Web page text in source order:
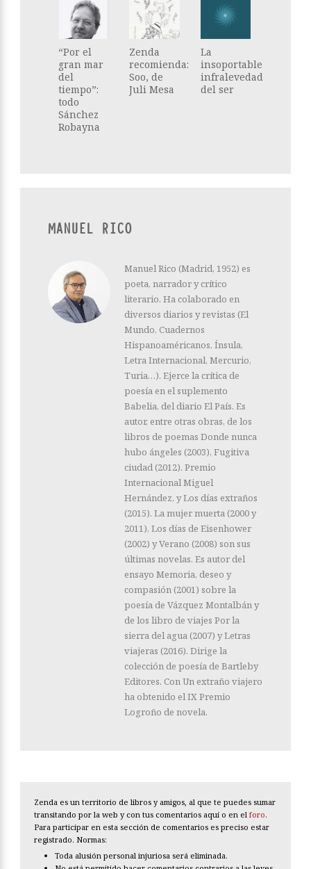
“Por el
gran mar
del
tiempo”:
todo
Sánchez
Robayna
Zenda
recomienda:
Soo, de
Juli Mesa
La
insoportable
infralevedad
del ser
MANUEL RICO
Manuel Rico (Madrid, 1952) es
poeta, narrador y crítico
literario. Ha colaborado en
diversos diarios y revistas (El
Mundo, Cuadernos
Hispanoaméricanos, Ínsula,
Letra Internacional, Mercurio,
Turia…). Ejerce la crítica de
poesía en el suplemento
Babelia, del diario El País. Es
autor, entre otras obras, de los
libros de poemas Donde nunca
hubo ángeles (2003), Fugitiva
ciudad (2012). Premio
Internacional Miguel
Hernández, y Los días extraños
(2015). La mujer muerta (2000 y
2011), Los días de Eisenhower
(2002) y Verano (2008) son sus
últimas novelas. Es autor del
ensayo Memoria, deseo y
compasión (2001) sobre la
poesía de Vázquez Montalbán y
de los libro de viajes Por la
sierra del agua (2007) y Letras
viajeras (2016). Dirige la
colección de poesía de Bartleby
Editores. Con Un extraño viajero
ha obtenido el IX Premio
Logroño de novela.
Zenda es un territorio de libros y amigos, al que te puedes sumar
transitando por la web y con tus comentarios aquí o en el foro.
Para participar en esta sección de comentarios es preciso estar
registrado. Normas:
Toda alusión personal injuriosa será eliminada.